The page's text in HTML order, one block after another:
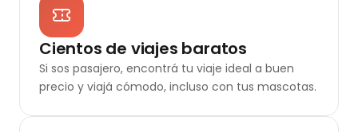
Cientos de viajes baratos
Si sos pasajero, encontrá tu viaje ideal a buen
precio y viajá cómodo, incluso con tus mascotas.